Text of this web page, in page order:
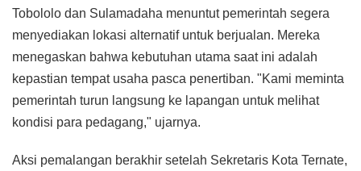
Tobololo dan Sulamadaha menuntut pemerintah segera
menyediakan lokasi alternatif untuk berjualan. Mereka
menegaskan bahwa kebutuhan utama saat ini adalah
kepastian tempat usaha pasca penertiban. "Kami meminta
pemerintah turun langsung ke lapangan untuk melihat
kondisi para pedagang," ujarnya.
Aksi pemalangan berakhir setelah Sekretaris Kota Ternate,